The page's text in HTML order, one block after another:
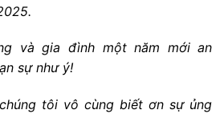
và gia đình một năm mới an
sự như ý!
tôi vô cùng biết ơn sự ủng